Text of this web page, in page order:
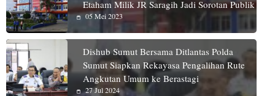
Etaham Milik JR Saragih Jadi Sorotan Publik
05 Mei 2023
Dishub Sumut Bersama Ditlantas Polda
Sumut Siapkan Rekayasa Pengalihan Rute
Angkutan Umum ke Berastagi
27 Jul 2024